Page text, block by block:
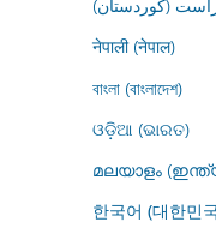
(کوردستان)
नेपाली (नेपाल)
বাংলা (বাংলাদেশ)
ଓଡ଼ିଆ (ଭାରତ)
മലയാളം
한국어 (대한민